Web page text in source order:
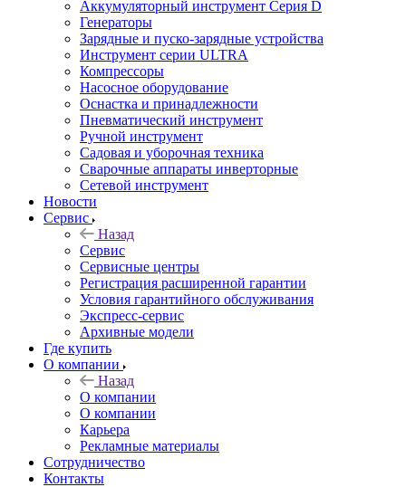
Аккумуляторный инструмент Серия D
Генераторы
Зарядные и пуско-зарядные устройства
Инструмент серии ULTRA
Компрессоры
Насосное оборудование
Оснастка и принадлежности
Пневматический инструмент
Ручной инструмент
Садовая и уборочная техника
Сварочные аппараты инверторные
Сетевой инструмент
Новости
Сервис
Назад
Сервис
Сервисные центры
Регистрация расширенной гарантии
Условия гарантийного обслуживания
Экспресс-сервис
Архивные модели
Где купить
О компании
Назад
О компании
О компании
Карьера
Рекламные материалы
Сотрудничество
Контакты